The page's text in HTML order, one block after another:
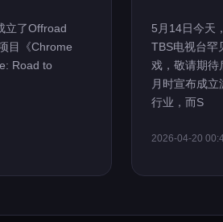
立了Offroad
目《Chrome
Road to
5月14日今天
TBS电视台罕
戏，敬请期待
月时宣布成
行业，而S
2026-04-20